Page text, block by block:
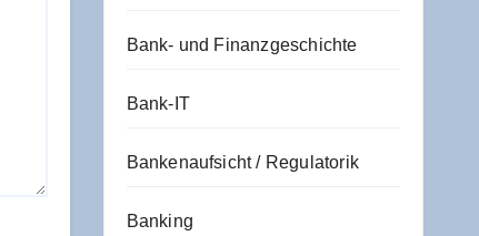
Bank- und Finanzgeschichte
Bank-IT
Bankenaufsicht / Regulatorik
Banking